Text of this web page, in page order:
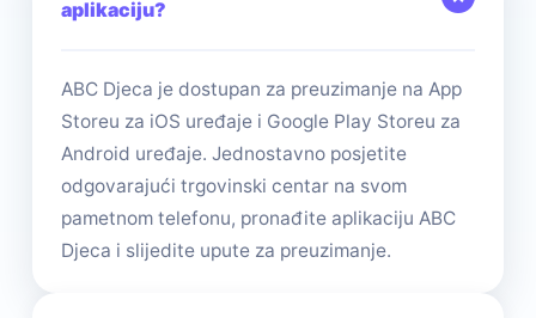
aplikaciju?
ABC Djeca je dostupan za preuzimanje na App
Storeu za iOS uređaje i Google Play Storeu za
Android uređaje. Jednostavno posjetite
odgovarajući trgovinski centar na svom
pametnom telefonu, pronađite aplikaciju ABC
Djeca i slijedite upute za preuzimanje.